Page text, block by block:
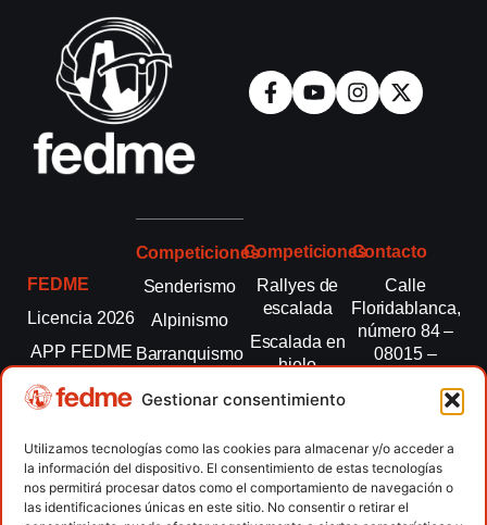
Gestionar consentimiento
Utilizamos tecnologías como las cookies para almacenar y/o acceder a
la información del dispositivo. El consentimiento de estas tecnologías
nos permitirá procesar datos como el comportamiento de navegación o
las identificaciones únicas en este sitio. No consentir o retirar el
FEDME
Licencia 2026
APP FEDME
Transparencia
autonómicas
Clubes
Contacto
Competiciones
Senderismo
Alpinismo
Barranquismo
montaña
Escalada
Escalada
paralimpica
Competiciones
Rallyes de
escalada
Escalada en
hielo
Esquí de
Marcha
Nórdica
Raquetas de
Contacto
Calle
Floridablanca,
número 84 –
08015 –
fedme@fedme.es
934 264 267